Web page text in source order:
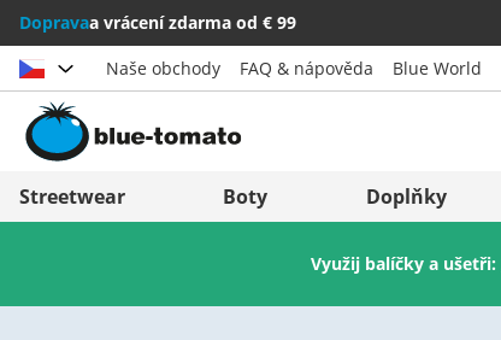
Dopravaa vrácení zdarma od € 99
Vybrat zemi
Österreich
Italia (Italiano)
Italien (Deutsch)
Naše obchody FAQ & nápověda Blue World
Streetwear Boty Doplňky
Využij balíčky a ušetři: